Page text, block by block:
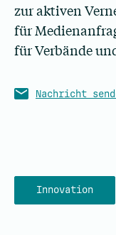
zur aktiven
für
für Verbände
Nachricht
Innovation